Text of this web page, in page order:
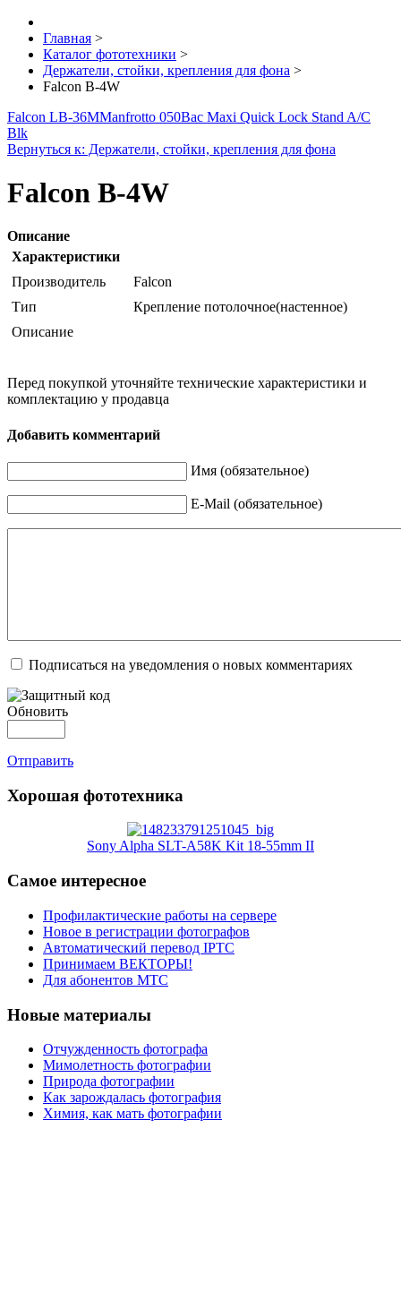
Главная >
Каталог фототехники >
Держатели, стойки, крепления для фона >
Falcon B-4W
Falcon LB-36MManfrotto 050Bac Maxi Quick Lock Stand A/C
Blk
Вернуться к: Держатели, стойки, крепления для фона
Falcon B-4W
Описание
Характеристики
Производитель
Falcon
Тип
Крепление потолочное(настенное)
Описание
Перед покупкой уточняйте технические характеристики и
комплектацию у продавца
Добавить комментарий
Имя (обязательное)
E-Mail (обязательное)
Подписаться на уведомления о новых комментариях
Обновить
Отправить
Хорошая фототехника
Sony Alpha SLT-A58K Kit 18-55mm II
Самое интересное
Профилактические работы на сервере
Новое в регистрации фотографов
Автоматический перевод IPTC
Принимаем ВЕКТОРЫ!
Для абонентов МТС
Новые материалы
Отчужденность фотографа
Мимолетность фотографии
Природа фотографии
Как зарождалась фотография
Химия, как мать фотографии